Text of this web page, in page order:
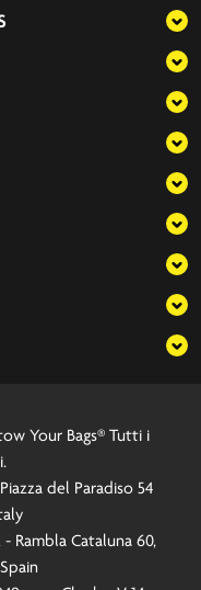
Your Bags® Tutti i
del Paradiso 54
- Rambla Cataluna 60,